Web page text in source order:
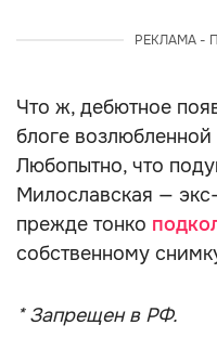
РЕКЛАМА -
Что ж, дебютное
блоге
Любопытно, что
Милославская —
прежде тонко
собственному
* Запрещен в РФ.